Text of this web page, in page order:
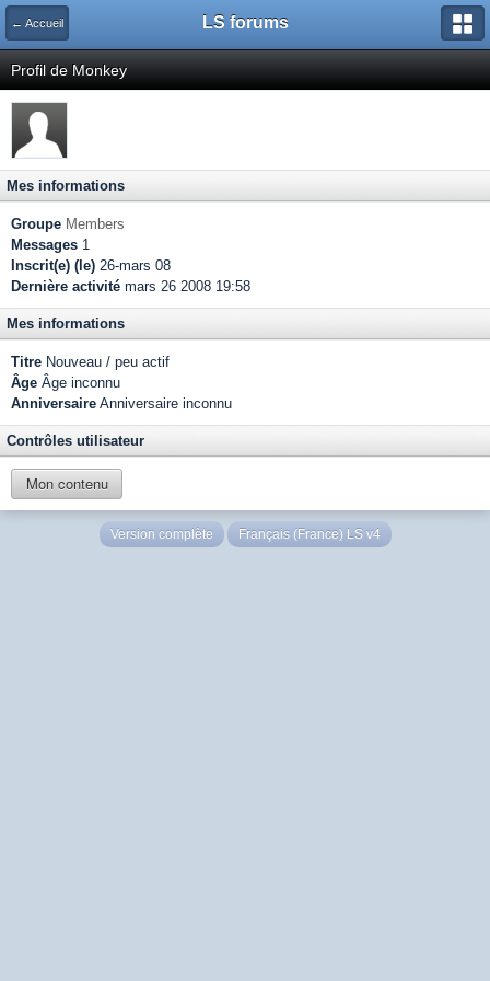
← Accueil LS forums
Profil de Monkey
Mes informations
Groupe Members
Messages 1
Inscrit(e) (le) 26-mars 08
Dernière activité mars 26 2008 19:58
Mes informations
Titre Nouveau / peu actif
Âge Âge inconnu
Anniversaire Anniversaire inconnu
Contrôles utilisateur
Mon contenu
Version complète Français (France) LS v4